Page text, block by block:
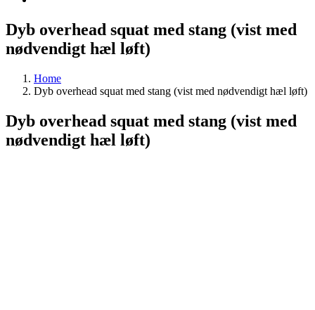
Dyb overhead squat med stang (vist med
nødvendigt hæl løft)
Home
Dyb overhead squat med stang (vist med nødvendigt hæl løft)
Dyb overhead squat med stang (vist med
nødvendigt hæl løft)